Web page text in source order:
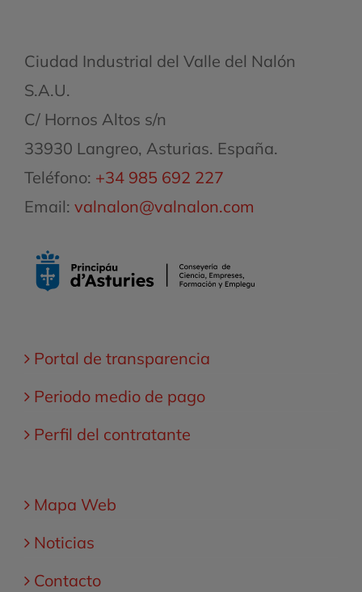
Ciudad Industrial del Valle del Nalón
S.A.U.
C/ Hornos Altos s/n
33930 Langreo, Asturias. España.
Teléfono: +34 985 692 227
Email: valnalon@valnalon.com
Portal de transparencia
Periodo medio de pago
Perfil del contratante
Mapa Web
Noticias
Contacto